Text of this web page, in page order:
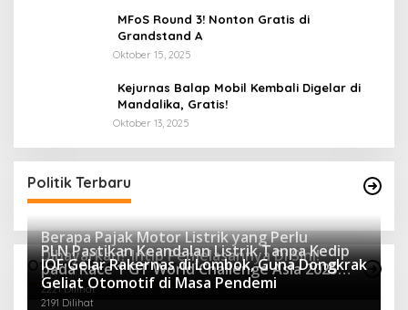
MFoS Round 3! Nonton Gratis di
Grandstand A
Oktober 15, 2025
Kejurnas Balap Mobil Kembali Digelar di
Mandalika, Gratis!
Oktober 13, 2025
Politik Terbaru
Otomotif Terpopuler
Berapa Pajak Motor Listrik yang Perlu
Dibayarkan? Intip Penjelasannya Di Sini!
2437 Dilihat
PLN Pastikan Keandalan Listrik Tanpa Kedip
pada Race 1 GT World Challenge Asia 2025
Mandalika
2221 Dilihat
IOF Gelar Rakernas di Lombok, Guna Dongkrak
Geliat Otomotif di Masa Pendemi
2191 Dilihat